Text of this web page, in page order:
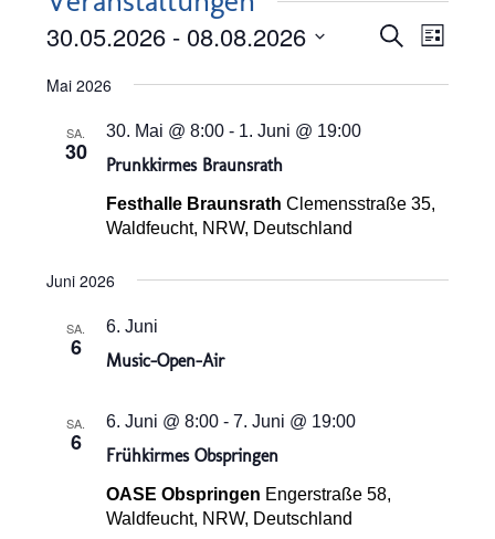
Suche
Liste
30.05.2026 - 08.08.2026
wählen.
Mai 2026
SA.
30 Prunkkirmes Braunsrath
30. Mai @ 8:00- 1. Juni @ 19:00
Festhalle Braunsrath Clemensstraße 35,
Waldfeucht, NRW, Deutschland
Juni 2026
SA.
6 Music-Open-Air
6. Juni
SA.
6 Frühkirmes Obspringen
6. Juni @ 8:00- 7. Juni @ 19:00
OASE Obspringen Engerstraße 58,
Waldfeucht, NRW, Deutschland